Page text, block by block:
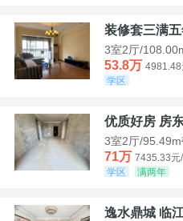
装修套三满
3室2厅/
53.8万 4981.48
学区
优质好房 房
3室2厅/
71万 7435.33元/
学区
满两年
逸水鼎城 临